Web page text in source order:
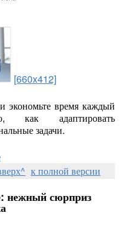
[660x412]
экономьте время каждый
как адаптировать
задачи.
к полной версии
нежный сюрприз